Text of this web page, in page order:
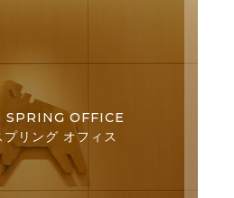
SPRING OFFICE
プリング オフィス